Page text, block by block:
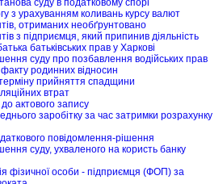
суду в податковому спорі
з урахуванням коливань курсу валют
отриманих необґрунтовано
з підприємця, який припинив діяльність
батьківських прав у Харкові
суду про позбавлення водійських прав
родинних відносин
прийняття спадщини
втрат
актового запису
заробітку за час затримки розрахунку
повідомлення-рішення
суду, ухваленого на користь банку
фізичної особи - підприємця (ФОП) за